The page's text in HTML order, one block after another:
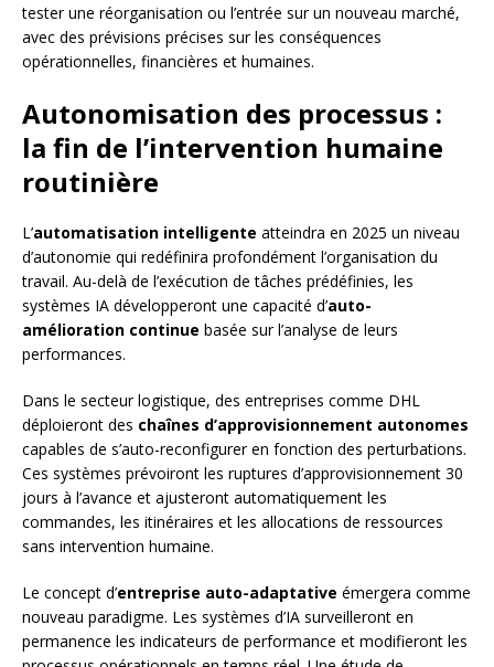
tester une réorganisation ou l’entrée sur un nouveau marché,
avec des prévisions précises sur les conséquences
opérationnelles, financières et humaines.
Autonomisation des processus :
la fin de l’intervention humaine
routinière
L’automatisation intelligente atteindra en 2025 un niveau
d’autonomie qui redéfinira profondément l’organisation du
travail. Au-delà de l’exécution de tâches prédéfinies, les
systèmes IA développeront une capacité d’auto-
amélioration continue basée sur l’analyse de leurs
performances.
Dans le secteur logistique, des entreprises comme DHL
déploieront des chaînes d’approvisionnement autonomes
capables de s’auto-reconfigurer en fonction des perturbations.
Ces systèmes prévoiront les ruptures d’approvisionnement 30
jours à l’avance et ajusteront automatiquement les
commandes, les itinéraires et les allocations de ressources
sans intervention humaine.
Le concept d’entreprise auto-adaptative émergera comme
nouveau paradigme. Les systèmes d’IA surveilleront en
permanence les indicateurs de performance et modifieront les